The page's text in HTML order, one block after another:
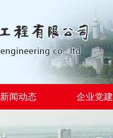
新闻动态 企业党建